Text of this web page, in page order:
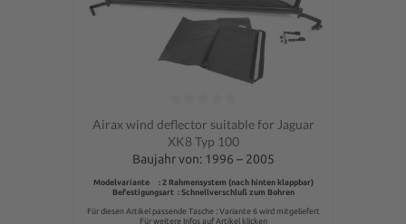
Average rating of 0 out of 5 stars
Airax wind deflector suitable for Jaguar
XK8 Typ 100
Baujahr von: 1996 – 2005
Modelvariante : 2 Rahmensystem (nach hinten klappbar)
Befestigungsart : Schnellverschluß zum Bohren
Für diesen Artikel passende Tasche : Variante 6 wird mitgeliefert
Für weitere Infos auf Artikel klicken